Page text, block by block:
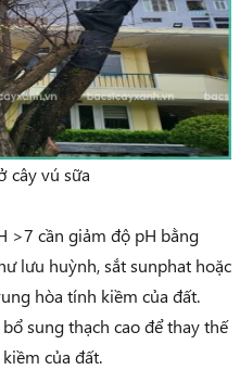
cây vú sữa
>7 cần giảm độ pH bằng
lưu huỳnh, sắt sunphat hoặc
hòa tính kiềm của đất.
sung thạch cao để thay thế
của đất.